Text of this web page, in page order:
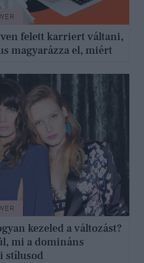
felett karriert váltani,
magyarázza el, miért
kezeled a változást?
mi a domináns
stílusod